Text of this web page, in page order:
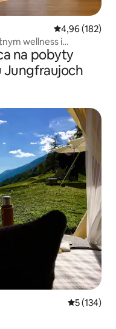
Średnia
4,96 (182)
wellness i
na pobyty
Jungfraujoch
gości
Średnia
5 (134)